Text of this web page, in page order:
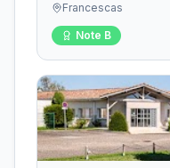
Francescas
Note B